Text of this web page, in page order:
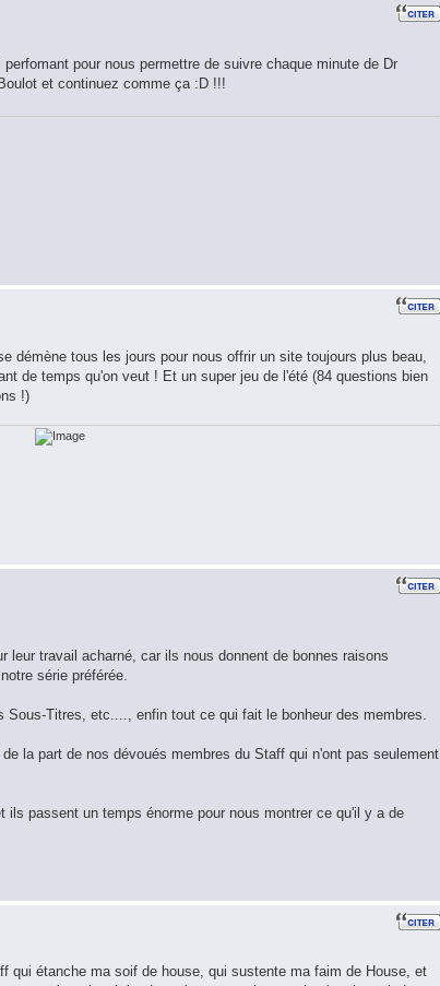
pour nous permettre de suivre chaque minute de Dr
et continuez comme ça :D !!!
démène tous les jours pour nous offrir un site toujours plus beau,
de temps qu'on veut ! Et un super jeu de l'été (84 questions bien
!)
travail acharné, car ils nous donnent de bonnes raisons
série préférée.
Titres, etc...., enfin tout ce qui fait le bonheur des membres.
la part de nos dévoués membres du Staff qui n'ont pas seulement
passent un temps énorme pour nous montrer ce qu'il y a de
qui étanche ma soif de house, qui sustente ma faim de House, et